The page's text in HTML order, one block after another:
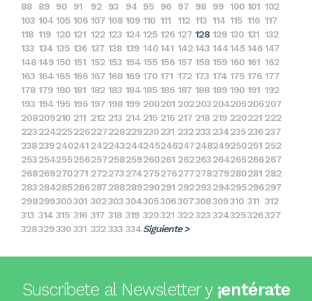
88
89 90 91 92 93 94 95 96 97 98 99 100 101 102
103 104105 106 107 108 109 110 111 112 113 114 115 116 117
118 119 120 121 122 123 124125 126 127 128 129 130 131 132
133 134 135 136 137 138 139 140141 142143 144145146147
148149150 151 152 153 154155 156 157 158 159 160 161 162
163 164165 166 167 168 169 170 171 172 173 174 175 176 177
178 179 180 181 182 183 184185 186 187 188 189 190 191 192
193 194195 196 197 198 199 200201 202203204205206207
208209210 211 212 213 214 215 216 217 218 219 220221 222
223224225226227228229230231 232233 234235236237
238239240241 242243244245246247248249250251 252
253254255256257258259260261 262263264265266267
268269270271 272273274275276277278279280281 282
283284285286287288289290291 292293294295296297
298299300301 302303304305306307308309310 311 312
313 314 315 316 317 318 319 320321 322323324325326327
328329330331 332333 334Siguiente >
Suscríbete al Newsletter y ¡entérate